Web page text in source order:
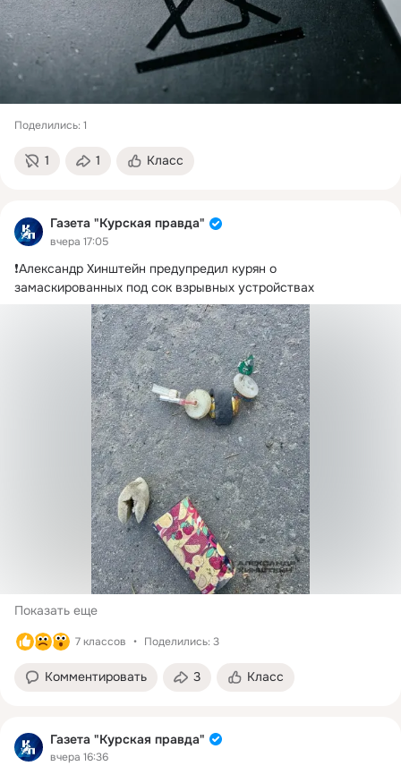
Поделились: 1
1 1 Класс
Газета "Курская правда"
вчера 17:05
❗️Александр Хинштейн предупредил курян о
замаскированных под сок взрывных устройствах
Показать еще
7 классов Поделились: 3
Комментировать 3 Класс
Газета "Курская правда"
вчера 16:36